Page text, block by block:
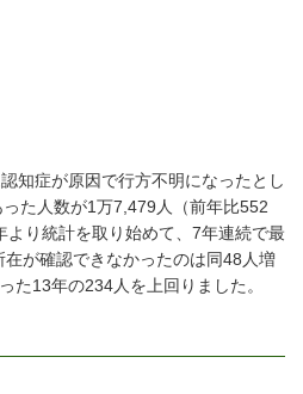
知症が原因で行方不明になったとし
た人数が1万7,479人（前年比552
り統計を取り始めて、7年連続で最
が確認できなかったのは同48人増
た13年の234人を上回りました。